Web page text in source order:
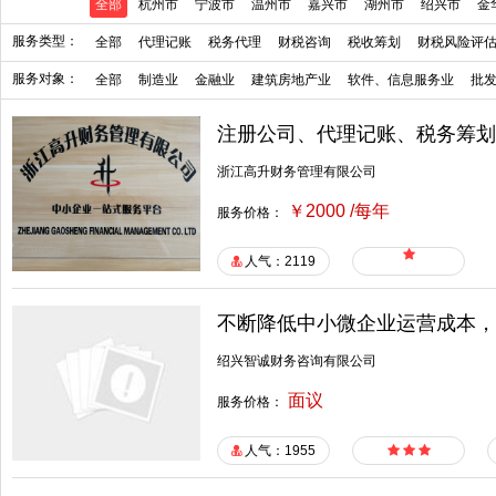
全部 杭州市 宁波市 温州市 嘉兴市 湖州市 绍兴市 金
服务类型： 全部 代理记账 税务代理 财税咨询 税收筹划 财税风险评估
服务对象： 全部 制造业 金融业 建筑房地产业 软件、信息服务业 批
注册公司、代理记账、税务筹划
浙江高升财务管理有限公司
服务价格： ￥2000 /每年
人气：2119
不断降低中小微企业运营成本
绍兴智诚财务咨询有限公司
服务价格： 面议
人气：1955